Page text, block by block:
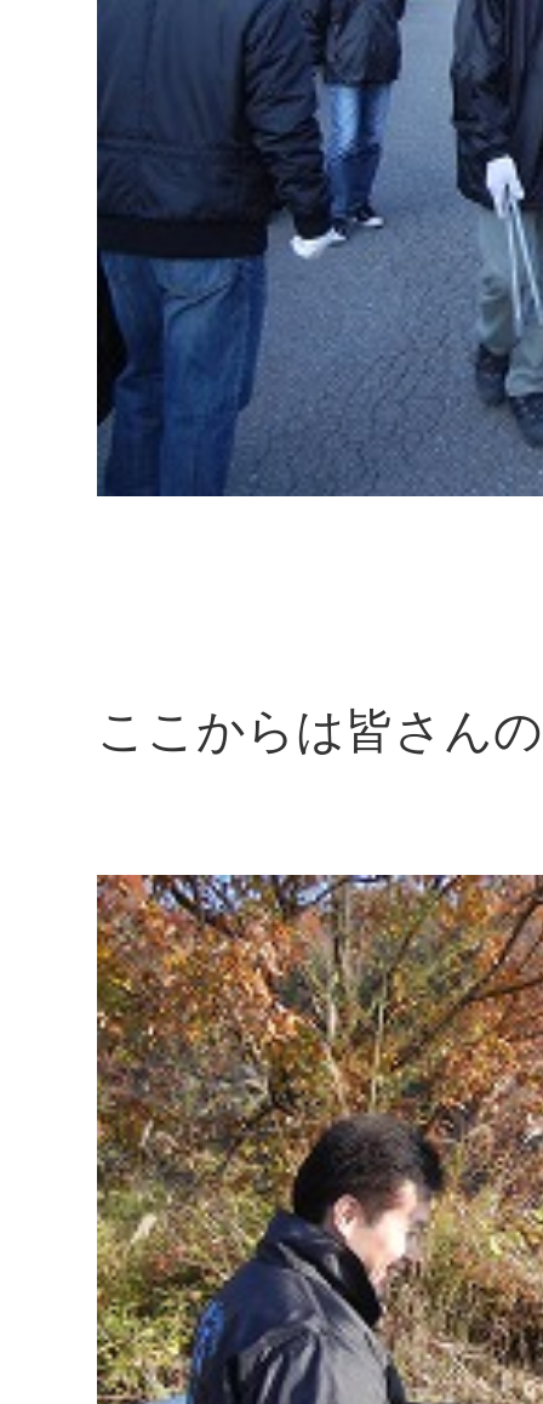
ここからは皆さん